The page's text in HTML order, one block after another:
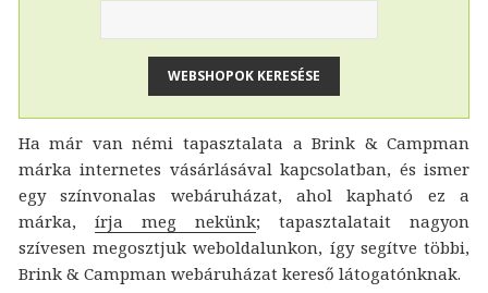
Ha már van némi tapasztalata a Brink & Campman
márka internetes vásárlásával kapcsolatban, és ismer
egy színvonalas webáruházat, ahol kapható ez a
márka, írja meg nekünk; tapasztalatait nagyon
szívesen megosztjuk weboldalunkon, így segítve többi,
Brink & Campman webáruházat kereső látogatónknak.